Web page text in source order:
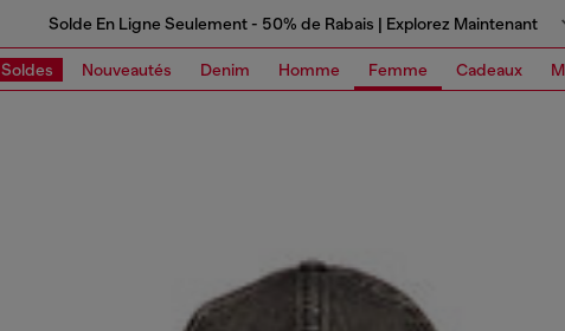
Solde En Ligne Seulement - 50% de Rabais | Explorez Maintenant
Soldes Nouveautés Denim Homme Femme Cadeaux